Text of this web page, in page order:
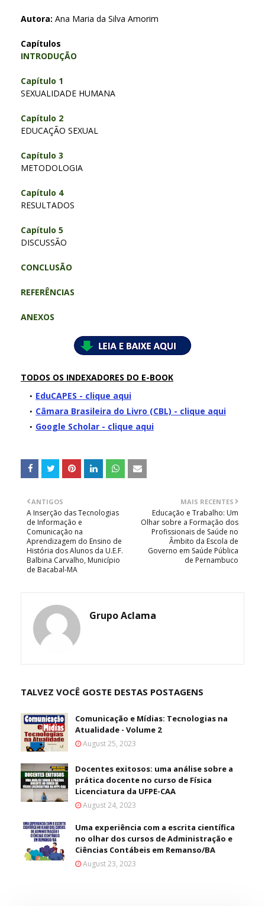
Autora: Ana Maria da Silva Amorim
Capítulos
INTRODUÇÃO
Capítulo 1
SEXUALIDADE HUMANA
Capítulo 2
EDUCAÇÃO SEXUAL
Capítulo 3
METODOLOGIA
Capítulo 4
RESULTADOS
Capítulo 5
DISCUSSÃO
CONCLUSÃO
REFERÊNCIAS
ANEXOS
TODOS OS INDEXADORES DO E-BOOK
EduCAPES - clique aqui
Câmara Brasileira do Livro (CBL) - clique aqui
Google Scholar - clique aqui
MAIS RECENTES
Educação e Trabalho: Um
Olhar sobre a Formação dos
Profissionais de Saúde no
Âmbito da Escola de
Governo em Saúde Pública
de Pernambuco
ANTIGOS
A Inserção das Tecnologias
de Informação e
Comunicação na
Aprendizagem do Ensino de
História dos Alunos da U.E.F.
Balbina Carvalho, Município
de Bacabal-MA
Grupo Aclama
TALVEZ VOCÊ GOSTE DESTAS POSTAGENS
Comunicação e Mídias: Tecnologias na
Atualidade - Volume 2
August 25, 2023
Docentes exitosos: uma análise sobre a
prática docente no curso de Física
Licenciatura da UFPE-CAA
August 24, 2023
Uma experiência com a escrita científica
no olhar dos cursos de Administração e
Ciências Contábeis em Remanso/BA
August 23, 2023